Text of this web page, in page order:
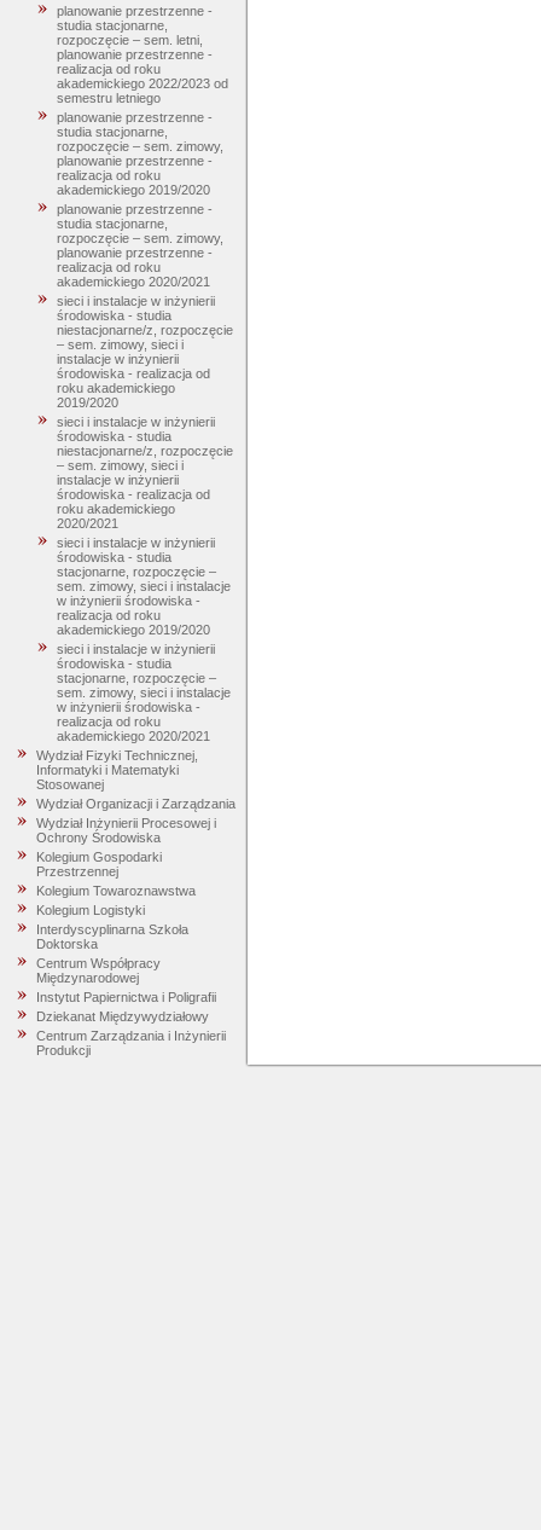
planowanie przestrzenne -
studia stacjonarne,
rozpoczęcie – sem. letni,
planowanie przestrzenne -
realizacja od roku
akademickiego 2022/2023 od
semestru letniego
planowanie przestrzenne -
studia stacjonarne,
rozpoczęcie – sem. zimowy,
planowanie przestrzenne -
realizacja od roku
akademickiego 2019/2020
planowanie przestrzenne -
studia stacjonarne,
rozpoczęcie – sem. zimowy,
planowanie przestrzenne -
realizacja od roku
akademickiego 2020/2021
sieci i instalacje w inżynierii
środowiska - studia
niestacjonarne/z, rozpoczęcie
– sem. zimowy, sieci i
instalacje w inżynierii
środowiska - realizacja od
roku akademickiego
2019/2020
sieci i instalacje w inżynierii
środowiska - studia
niestacjonarne/z, rozpoczęcie
– sem. zimowy, sieci i
instalacje w inżynierii
środowiska - realizacja od
roku akademickiego
2020/2021
sieci i instalacje w inżynierii
środowiska - studia
stacjonarne, rozpoczęcie –
sem. zimowy, sieci i instalacje
w inżynierii środowiska -
realizacja od roku
akademickiego 2019/2020
sieci i instalacje w inżynierii
środowiska - studia
stacjonarne, rozpoczęcie –
sem. zimowy, sieci i instalacje
w inżynierii środowiska -
realizacja od roku
akademickiego 2020/2021
Wydział Fizyki Technicznej,
Informatyki i Matematyki
Stosowanej
Wydział Organizacji i Zarządzania
Wydział Inżynierii Procesowej i
Ochrony Środowiska
Kolegium Gospodarki
Przestrzennej
Kolegium Towaroznawstwa
Kolegium Logistyki
Interdyscyplinarna Szkoła
Doktorska
Centrum Współpracy
Międzynarodowej
Instytut Papiernictwa i Poligrafii
Dziekanat Międzywydziałowy
Centrum Zarządzania i Inżynierii
Produkcji